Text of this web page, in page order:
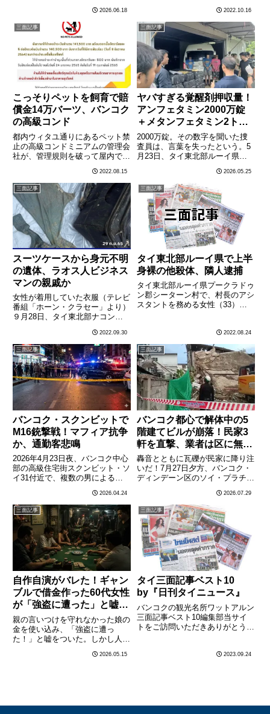
ーンラーチャシーマー県警交通課
に勤務する副警部補のティーラポ
ン容疑者（43歳）が、元妻と義
母が利用するフィットネス
に………
2026.06.18
したとして無職の男（28）を殺
人容疑などで逮捕した。殺害され
たのは容疑者の義父（46）と義
弟（22）の２人で、容疑
者………
2022.10.16
三面記事
こっそりペットを飼育で賠
償金14万バーツ、バンコク
の高級コンド
都内ウィタユ通りにあるペット禁
止の高級コンドミニアムの管理会
社が、管理規則を破って屋内でペ
り損害賠償を求めていた訴訟で、
バンコクの裁判所は８月11日、
管理会社の訴えを認め被告に対し
賠償金14万1500バーツの
支………
2022.08.15
三面記事
ヤバすぎる覚醒剤押収量！
アンフェタミン2000万錠
＋メタンフェタミン2ト
ン、東北タイ倉庫から発見
2000万錠。その数字を聞いた捜
査員は、言葉を失ったという。5
月23日、タイ東北部ルーイ県で
で、警察・麻薬取締局が合同でヤ
ー・バー（アンフェタミン含有錠
剤）約2000万錠と、メタンフェ
タミン（アイス）約2トン
を………
2026.05.25
三面記事
スーツケースから身元不明
の遺体、ラオス人ビジネス
マンの親戚か
女性が着用していた衣服（テレビ
番組「ホーン・クラセー」より）
９月28日、タイ東北部ナコンパ
川に浮かんでいたスーツケースの
中から女性の遺体が発見されてい
た事件で、タイ警察は29日、ラ
オスの首都ビエンチャンのビジ
ネ………
2022.09.30
三面記事
タイ東北部ルーイ県で上半
身裸の他殺体、隣人逮捕
タイ東北部ルーイ県プークラドゥ
ン郡シーターン村で、村長のアシ
スタントを務める女性（33）が
月23日、同じ村に住む男（40）
を強盗殺人容疑などで逮捕した。
現地メディアの報道によれば、
………
2022.08.24
三面記事
バンコク・スクンビットで
M16銃撃戦！マフィア抗争
か、通勤客悲鳴
2026年4月23日夜、バンコク中心
部の高級住宅街スクンビット・ソ
イ31付近で、複数の男による銃
自動小銃とみられる数発の薬莢が
発見され、マフィア同士の抗争の
可能性が浮上している。通行人の
男性1人が巻き込まれ、………
2026.04.24
三面記事
バンコク都心で解体中の5
階建てビルが崩落！民家3
軒を直撃、業者は区に無届
けだった
轟音とともに瓦礫が民家に降り注
いだ！7月27日夕方、バンコク・
ディンデーン区のソイ・プラチャ
階建てビルが突然崩れ落ち、隣接
する民家3軒が損壊した。当初
「ラチャダーピセーク通りソイ7
付近でビル倒壊」と通報が飛
び………
2026.07.29
三面記事
自作自演がバレた！ギャン
ブルで借金作った60代女性
が「強盗に遭った」と嘘を
ついて大恥
親の言いつけを守れなかった娘の
金を使い込み、「強盗に遭っ
た！」と嘘をついた。しかし人の
思わぬところから訪れた。タイ東
2026.05.15
三面記事
タイ三面記事ベスト10
by『日刊タイニュース』
バンコクの観光名所ワットアルン
三面記事ベスト10編集部当サイ
トをご訪問いただきありがとうご
三面記事ベスト10をご紹介した
2023.09.24